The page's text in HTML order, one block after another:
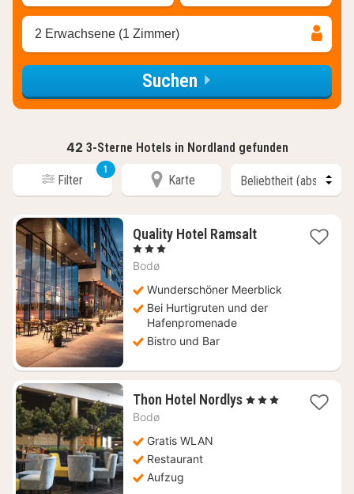
2 Erwachsene (1 Zimmer)
Suchen
42 3-Sterne Hotels in Nordland gefunden
Filter
1
Karte
Quality Hotel Ramsalt1
€
, 3 Sterne
Bodø
Wunderschöner Meerblick
Bei Hurtigruten und der
Hafenpromenade
Bistro und Bar
Thon Hotel Nordlys1
, 3 Sterne
Bodø
Gratis WLAN
Restaurant
Aufzug